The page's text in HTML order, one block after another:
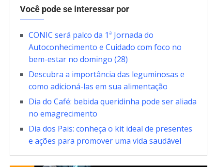
Você pode se interessar por
CONIC será palco da 1ª Jornada do
Autoconhecimento e Cuidado com foco no
bem-estar no domingo (28)
Descubra a importância das leguminosas e
como adicioná-las em sua alimentação
Dia do Café: bebida queridinha pode ser aliada
no emagrecimento
Dia dos Pais: conheça o kit ideal de presentes
e ações para promover uma vida saudável